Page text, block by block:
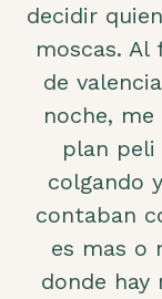
decidir
moscas. Al
de
noche,
plan peli
colgando
contaban
es mas o
donde